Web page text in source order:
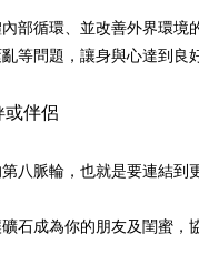
部循環、並改善外界環
等問題，讓身與心達到良
或伴侶
八脈輪，也就是要連結
石成為你的朋友及閨蜜，